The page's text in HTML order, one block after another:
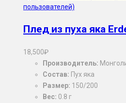
пользователей)
Плед из пуха яка
18,500₽
Производитель:
Состав: Пух яка
Размер: 150/200
Вес: 0.8 г